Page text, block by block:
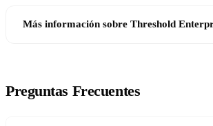
Más información sobre Threshold
Preguntas Frecuentes